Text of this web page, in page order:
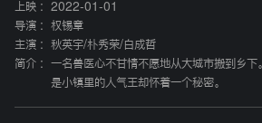
上映 :
2022-01-01
导演 :
权锡章
主演 :
秋英宇/朴秀荣/白成哲
简介 :
一名兽医心不甘情不愿地从大城市搬到乡下
是小镇里的人气王却怀着一个秘密。